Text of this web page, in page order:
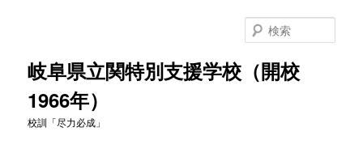
岐阜県立関特別支援学校（開校
1966年）
校訓「尽力必成」
索